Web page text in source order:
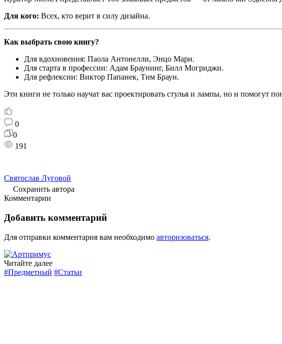
Для кого: Всех, кто верит в силу дизайна.
Как выбрать свою книгу?
Для вдохновения: Паола Антонелли, Энцо Мари.
Для старта в профессии: Адам Браунинг, Билл Могриджи.
Для рефлексии: Виктор Папанек, Тим Браун.
Эти книги не только научат вас проектировать стулья и лампы, но и помогут
0
0
191
Святослав Луговой
Сохранить автора
Комментарии
Добавить комментарий
Для отправки комментария вам необходимо авторизоваться.
Читайте далее
#Предметный #Статьи